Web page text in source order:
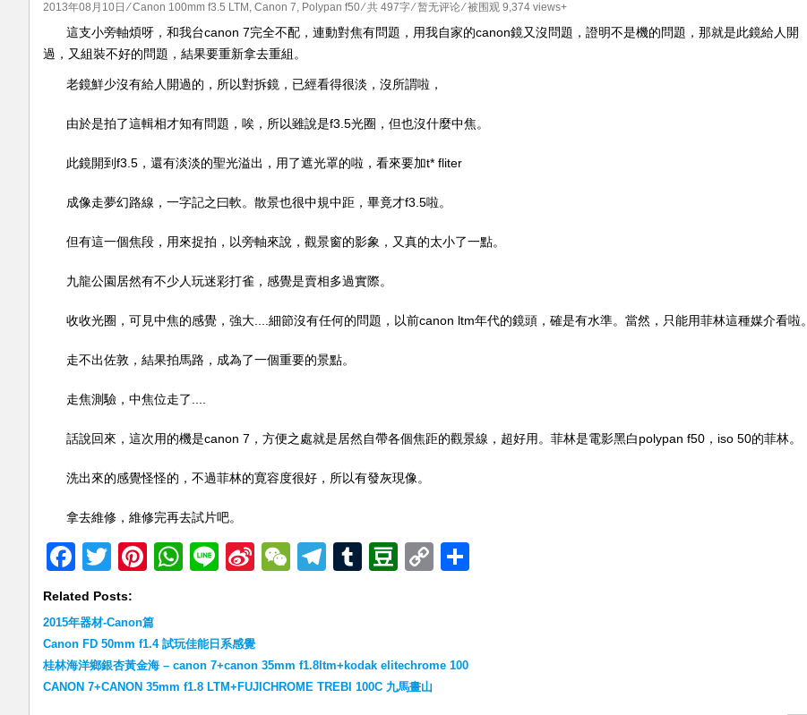
2013年08月10日 ⁄Canon 100mm f3.5 LTM , Canon 7, Polypan f50⁄ 共 497字⁄暂无评论⁄ 被围观 9,374 views+
這支小旁軸煩呀，和我台canon 7完全不配，連動對焦有問題，用我自家的canon鏡又沒問題，證明不是機的問題，那就是此鏡給人開
過，又組裝不好的問題，結果要重新拿去重組。
老鏡鮮少沒有給人開過的，所以對拆鏡，已經看得很淡，沒所謂啦，
由於是拍了這輯相才知有問題，唉，所以雖說是f3.5光圈，但也沒什麼中焦。
此鏡開到f3.5，還有淡淡的聖光溢出，用了遮光罩的啦，看來要加t* fliter
成像走夢幻路線，一字記之曰軟。散景也很中規中距，畢竟才f3.5啦。
但有這一個焦段，用來捉拍，以旁軸來說，觀景窗的影象，又真的太小了一點。
九龍公園居然有不少人玩迷彩打雀，感覺是賣相多過實際。
收收光圈，可見中焦的感覺，強大....細節沒有任何的問題，以前canon ltm年代的鏡頭，確是有水準。當然，只能用菲林這種媒介看啦。
走不出佐敦，結果拍馬路，成為了一個重要的景點。
走焦測驗，中焦位走了....
話說回來，這次用的機是canon 7，方便之處就是居然自帶各個焦距的觀景線，超好用。菲林是電影黑白polypan f50，iso 50的菲林。
洗出來的感覺怪怪的，不過菲林的寛容度很好，所以有發灰現像。
拿去維修，維修完再去試片吧。
Facebook
TwitterPinterest
WhatsApp
LineSinaWeChat
Telegram
Tumblr
Douban
Copy
Related Posts:
2015年器材-Canon篇
Canon FD 50mm f1.4 試玩佳能日系感覺
桂林海洋鄉銀杏黃金海 – canon 7+canon 35mm f1.8ltm+kodak elitechrome 100
CANON 7+CANON 35mm f1.8 LTM+FUJICHROME TREBI 100C 九馬畫山